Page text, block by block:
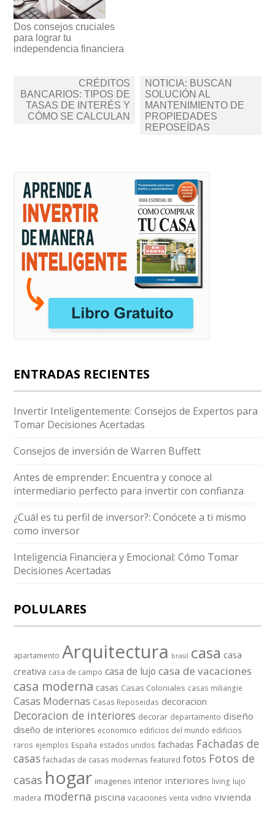
Dos consejos cruciales
para lograr tu
independencia financiera
Navegación
de
entradas
CRÉDITOS
BANCARIOS: TIPOS DE
TASAS DE INTERÉS Y
CÓMO SE CALCULAN
NOTICIA: BUSCAN
SOLUCIÓN AL
MANTENIMIENTO DE
PROPIEDADES
REPOSEÍDAS
ENTRADAS RECIENTES
Invertir Inteligentemente: Consejos de Expertos para
Tomar Decisiones Acertadas
Consejos de inversión de Warren Buffett
Antes de emprender: Encuentra y conoce al
intermediario perfecto para invertir con confianza
¿Cuál es tu perfil de inversor?: Conócete a ti mismo
como inversor
Inteligencia Financiera y Emocional: Cómo Tomar
Decisiones Acertadas
POLULARES
apartamento Arquitectura brasil casa casa
creativa casa de campo casa de lujo casa de vacaciones
casa moderna casas Casas Coloniales casas miliangie
Casas Modernas Casas Reposeidas decoracion
Decoracion de interiores decorar departamento diseño
diseño de interiores economico edificios del mundo edificios
raros ejemplos España estados unidos fachadas Fachadas de
casas fachadas de casas modernas featured fotos Fotos de
casas hogar imagenes interior interiores living lujo
madera moderna piscina vacaciones venta vidrio vivienda